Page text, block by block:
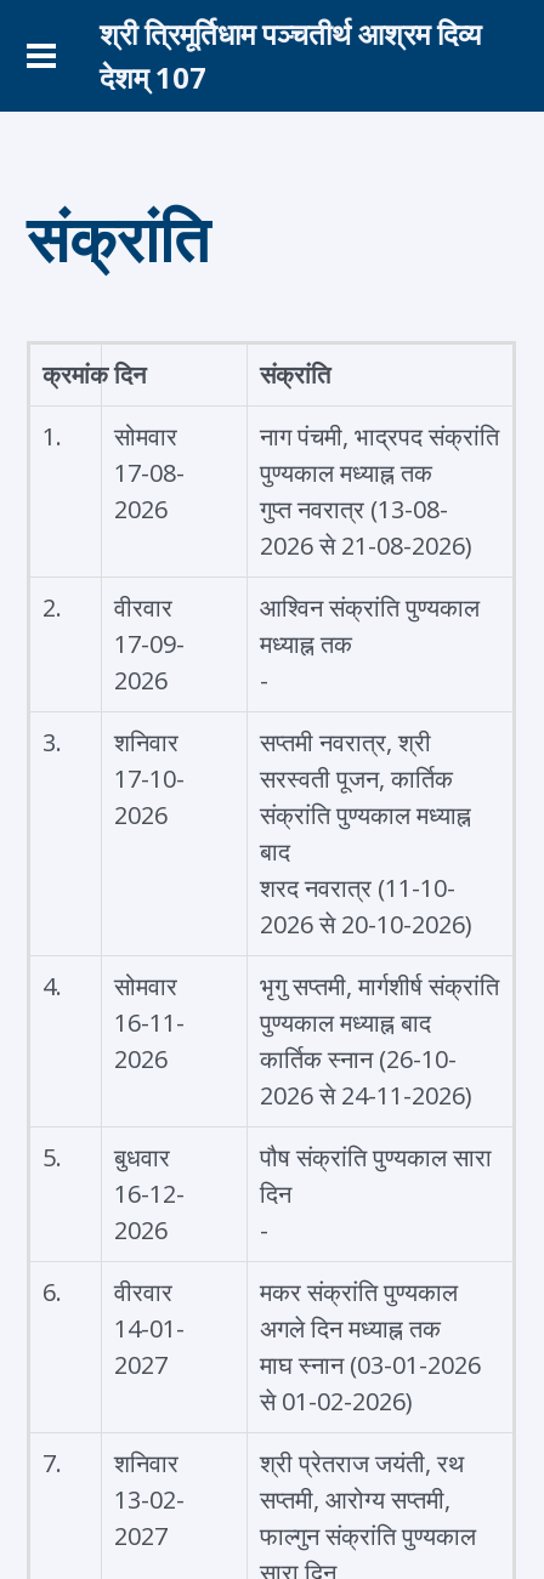
श्री त्रिमूर्तिधाम पञ्चतीर्थ आश्रम दिव्य
देशम् 107
संक्रांति
क्रमांकदिन
संक्रांति
1.
सोमवार
17-08-
2026
नाग पंचमी, भाद्रपद संक्रांति
पुण्यकाल मध्याह्न तक
गुप्त नवरात्र (13-08-
2026 से 21-08-2026)
2.
वीरवार
17-09-
2026
आश्विन संक्रांति पुण्यकाल
मध्याह्न तक
-
3.
शनिवार
17-10-
2026
सप्तमी नवरात्र, श्री
सरस्वती पूजन, कार्तिक
संक्रांति पुण्यकाल मध्याह्न
बाद
शरद नवरात्र (11-10-
2026 से 20-10-2026)
4.
सोमवार
16-11-
2026
भृगु सप्तमी, मार्गशीर्ष संक्रांति
पुण्यकाल मध्याह्न बाद
कार्तिक स्नान (26-10-
2026 से 24-11-2026)
5.
बुधवार
16-12-
2026
पौष संक्रांति पुण्यकाल सारा
दिन
-
6.
वीरवार
14-01-
2027
मकर संक्रांति पुण्यकाल
अगले दिन मध्याह्न तक
माघ स्नान (03-01-2026
से 01-02-2026)
7.
शनिवार
13-02-
2027
श्री प्रेतराज जयंती, रथ
सप्तमी, आरोग्य सप्तमी,
फाल्गुन संक्रांति पुण्यकाल
सारा दिन